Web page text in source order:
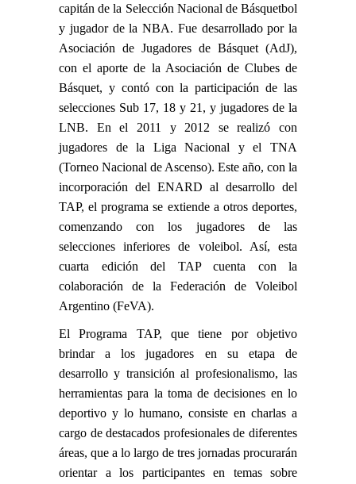
capitán de la Selección Nacional de Básquetbol
y jugador de la NBA. Fue desarrollado por la
Asociación de Jugadores de Básquet (AdJ),
con el aporte de la Asociación de Clubes de
Básquet, y contó con la participación de las
selecciones Sub 17, 18 y 21, y jugadores de la
LNB. En el 2011 y 2012 se realizó con
jugadores de la Liga Nacional y el TNA
(Torneo Nacional de Ascenso). Este año, con la
incorporación del ENARD al desarrollo del
TAP, el programa se extiende a otros deportes,
comenzando con los jugadores de las
selecciones inferiores de voleibol. Así, esta
cuarta edición del TAP cuenta con la
colaboración de la Federación de Voleibol
Argentino (FeVA).
El Programa TAP, que tiene por objetivo
brindar a los jugadores en su etapa de
desarrollo y transición al profesionalismo, las
herramientas para la toma de decisiones en lo
deportivo y lo humano, consiste en charlas a
cargo de destacados profesionales de diferentes
áreas, que a lo largo de tres jornadas procurarán
orientar a los participantes en temas sobre